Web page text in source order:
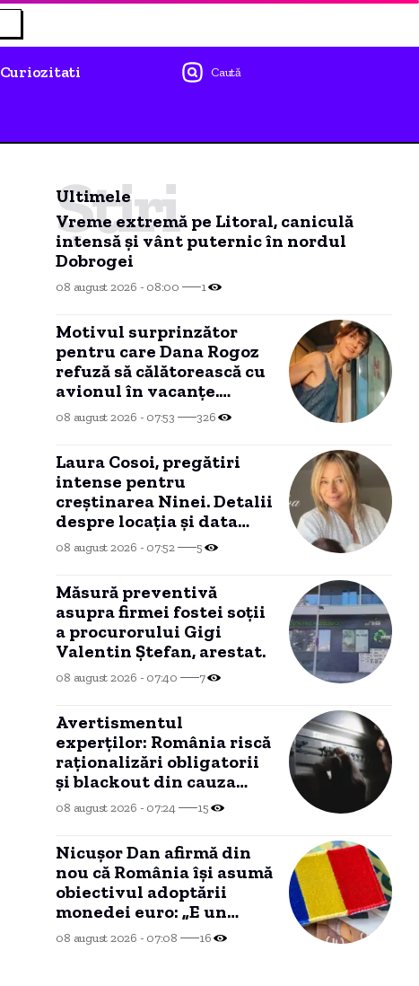
Curiozitati Caută
Ultimele
Știri
Vreme extremă pe Litoral, caniculă
intensă și vânt puternic în nordul
Dobrogei
08 august 2026 - 08:00 1
Motivul surprinzător
pentru care Dana Rogoz
refuză să călătorească cu
avionul în vacanțe.
Activitățile copiilor ei în
tren.
08 august 2026 - 07:53 326
Laura Cosoi, pregătiri
intense pentru
creștinarea Ninei. Detalii
despre locația și data
botezului
08 august 2026 - 07:52 5
Măsură preventivă
asupra firmei fostei soții
a procurorului Gigi
Valentin Ștefan, arestat.
08 august 2026 - 07:40 7
Avertismentul
experților: România riscă
raționalizări obligatorii
și blackout din cauza
lipsei investițiilor. Apel
către ANRE
08 august 2026 - 07:24 15
Nicușor Dan afirmă din
nou că România își asumă
obiectivul adoptării
monedei euro: „E un
proces de durată care
trebuie prioritizat”
08 august 2026 - 07:08 16